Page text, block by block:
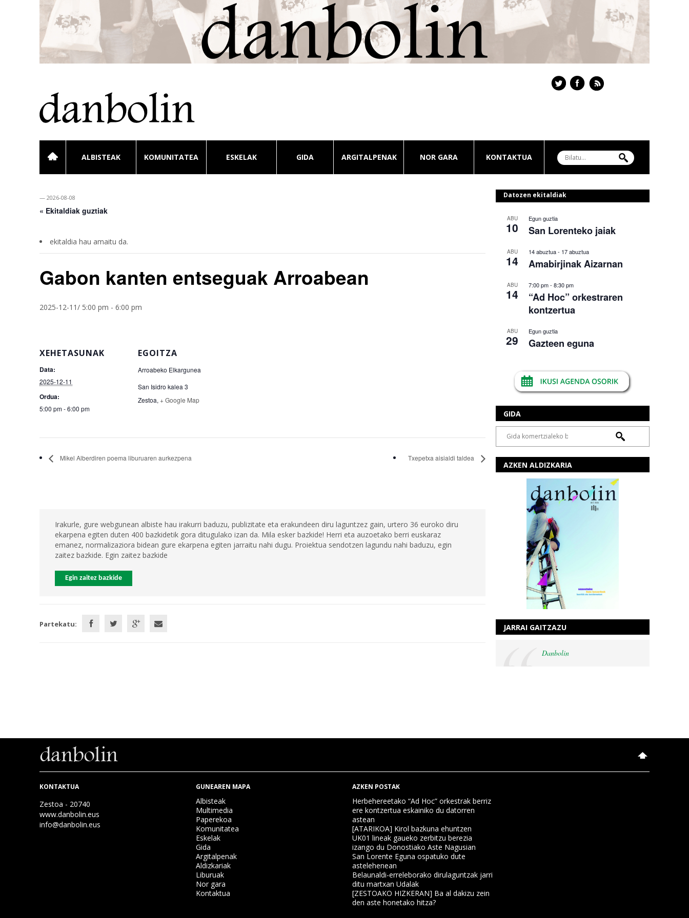
ALBISTEAK KOMUNITATEA ESKELAK GIDA ARGITALPENAK NOR GARA KONTAKTUA
— 2026-08-08
« Ekitaldiak guztiak
ekitaldia hau amaitu da.
Gabon kanten entseguak Arroabean
2025-12-11/ 5:00 pm - 6:00 pm
XEHETASUNAK
Data:
2025-12-11
Ordua:
5:00 pm - 6:00 pm
EGOITZA
Arroabeko Elkargunea
San Isidro kalea 3
Zestoa, + Google Map
Mikel Alberdiren poema liburuaren aurkezpena Txepetxa aisialdi taldea
Irakurle, gure webgunean albiste hau irakurri baduzu, publizitate eta erakundeen diru laguntzez gain, urtero 36 euroko diru
ekarpena egiten duten 400 bazkidetik gora ditugulako izan da. Mila esker bazkide! Herri eta auzoetako berri euskaraz
emanez, normalizaziora bidean gure ekarpena egiten jarraitu nahi dugu. Proiektua sendotzen lagundu nahi baduzu, egin
zaitez bazkide. Egin zaitez bazkide
Egin zaitez bazkide
Partekatu:
Datozen ekitaldiak
ABU
10
Egun guztia
San Lorenteko jaiak
ABU
14
14 abuztua- 17 abuztua
Amabirjinak Aizarnan
ABU
14
7:00 pm- 8:30 pm
“Ad Hoc” orkestraren
kontzertua
ABU
29
Egun guztia
Gazteen eguna
GIDA
AZKEN ALDIZKARIA
JARRAI GAITZAZU
Danbolin
KONTAKTUA
Zestoa - 20740
www.danbolin.eus
info@danbolin.eus
GUNEAREN MAPA
Albisteak
Multimedia
Paperekoa
Komunitatea
Eskelak
Gida
Argitalpenak
Aldizkariak
Liburuak
Nor gara
Kontaktua
AZKEN POSTAK
Herbehereetako “Ad Hoc” orkestrak berriz
ere kontzertua eskainiko du datorren
astean
[ATARIKOA] Kirol bazkuna ehuntzen
UK01 lineak gaueko zerbitzu berezia
izango du Donostiako Aste Nagusian
San Lorente Eguna ospatuko dute
astelehenean
Belaunaldi-erreleborako dirulaguntzak jarri
ditu martxan Udalak
[ZESTOAKO HIZKERAN] Ba al dakizu zein
den aste honetako hitza?